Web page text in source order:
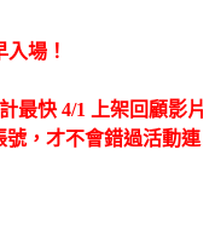
場！
最快 4/1 上架回顧影片
號，才不會錯過活動連